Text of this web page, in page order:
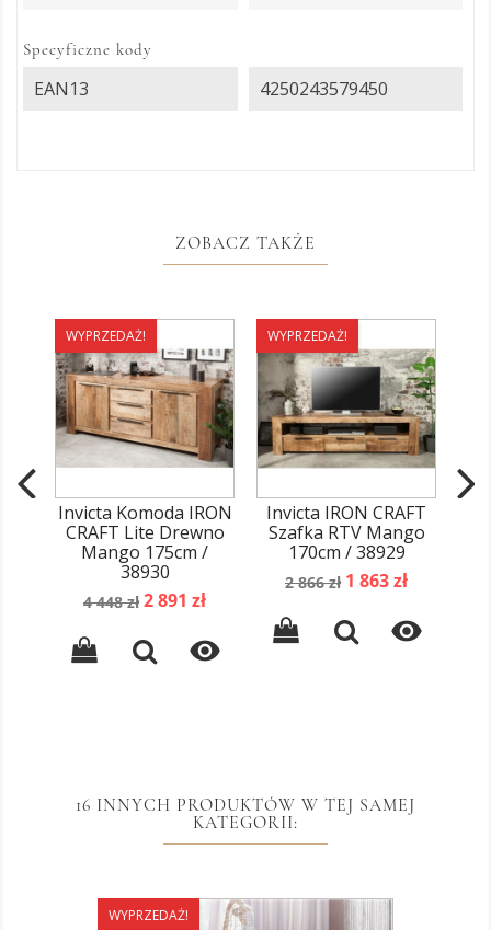
Specyficzne kody
EAN13 4250243579450
ZOBACZ TAKŻE
WYPRZEDAŻ!
Invicta Komoda IRON
CRAFT Lite Drewno
Mango 175cm /
38930
Cena
4 448 zł Cena
2 891 zł

WYPRZEDAŻ!
Invicta IRON CRAFT
Szafka RTV Mango
170cm / 38929
Cena
2 866 zł Cena
1 863 zł

16 INNYCH PRODUKTÓW W TEJ SAMEJ
KATEGORII:
WYPRZEDAŻ!